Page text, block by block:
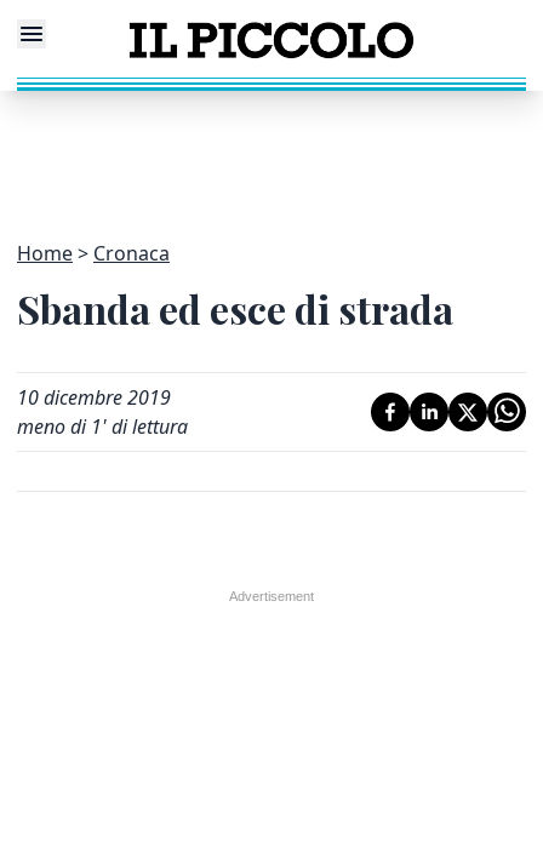
Home Cronaca
Sbanda ed esce di strada
10 dicembre 2019
meno di 1' di lettura